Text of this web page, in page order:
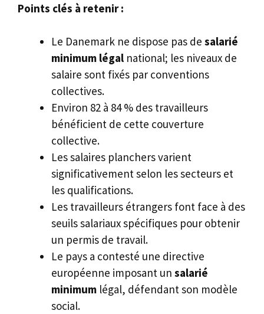
Points clés à retenir :
Le Danemark ne dispose pas de salarié
minimum légal national; les niveaux de
salaire sont fixés par conventions
collectives.
Environ 82 à 84 % des travailleurs
bénéficient de cette couverture
collective.
Les salaires planchers varient
significativement selon les secteurs et
les qualifications.
Les travailleurs étrangers font face à des
seuils salariaux spécifiques pour obtenir
un permis de travail.
Le pays a contesté une directive
européenne imposant un salarié
minimum légal, défendant son modèle
social.